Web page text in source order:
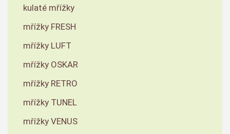
kulaté mřížky
mřížky FRESH
mřížky LUFT
mřížky OSKAR
mřížky RETRO
mřížky TUNEL
mřížky VENUS